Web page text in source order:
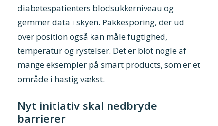
diabetespatienters blodsukkerniveau og
gemmer data i skyen. Pakkesporing, der ud
over position også kan måle fugtighed,
temperatur og rystelser. Det er blot nogle af
mange eksempler på smart products, som er et
område i hastig vækst.
Nyt initiativ skal nedbryde
barrierer